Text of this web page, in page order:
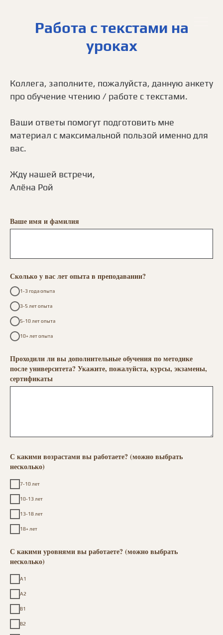
Работа с текстами на
уроках
Коллега, заполните, пожалуйста, данную анкету
про обучение чтению / работе с текстами.
Ваши ответы помогут подготовить мне
материал с максимальной пользой именно для
вас.
Жду нашей встречи,
Алёна Рой
Ваше имя и фамилия
Сколько у вас лет опыта в преподавании?
1-3 года опыта
3-5 лет опыта
5-10 лет опыта
10+ лет опыта
Проходили ли вы дополнительные обучения по методике
после университета? Укажите, пожалуйста, курсы, экзамены,
сертификаты
С какими возрастами вы работаете? (можно выбрать
несколько)
7-10 лет
10-13 лет
13-18 лет
18+ лет
С какими уровнями вы работаете? (можно выбрать
несколько)
А1
А2
В1
В2